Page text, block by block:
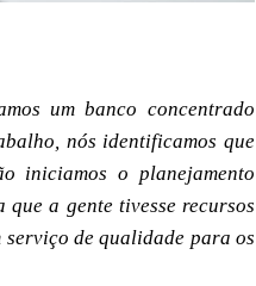
um banco concentrado
nós identificamos que
iniciamos o planejamento
a gente tivesse recursos
serviço de qualidade para os